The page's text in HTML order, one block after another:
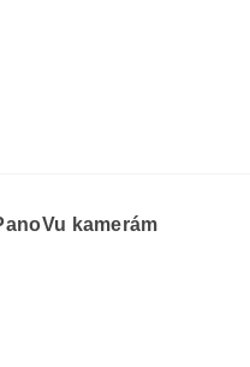
kamerám